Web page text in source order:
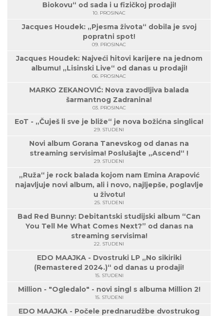
Biokovu“ od sada i u fizičkoj prodaji!
10. PROSINAC
Jacques Houdek: „Pjesma života“ dobila je svoj
popratni spot!
09. PROSINAC
Jacques Houdek: Najveći hitovi karijere na jednom
albumu! „Lisinski Live“ od danas u prodaji!
06. PROSINAC
MARKO ZEKANOVIĆ: Nova zavodljiva balada
šarmantnog Zadranina!
03. PROSINAC
EoT - „Čuješ li sve je bliže“ je nova božićna singlica!
29. STUDENI
Novi album Gorana Tanevskog od danas na
streaming servisima! Poslušajte „Ascend“ !
29. STUDENI
„Ruža“ je rock balada kojom nam Emina Arapović
najavljuje novi album, ali i novo, najljepše, poglavlje
u životu!
25. STUDENI
Bad Red Bunny: Debitantski studijski album “Can
You Tell Me What Comes Next?” od danas na
streaming servisima!
22. STUDENI
EDO MAAJKA - Dvostruki LP „No sikiriki
(Remastered 2024.)“ od danas u prodaji!
15. STUDENI
Million - "Ogledalo" - novi singl s albuma Million 2!
15. STUDENI
EDO MAAJKA - Počele prednarudžbe dvostrukog